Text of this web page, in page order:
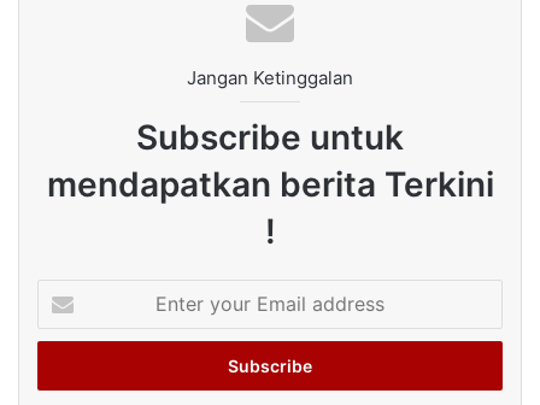
Jangan Ketinggalan
Subscribe untuk
mendapatkan berita Terkini
!
your
Email